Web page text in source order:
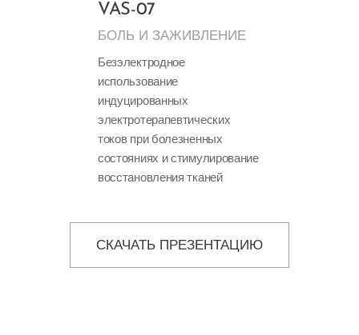
VAS-07
БОЛЬ И ЗАЖИВЛЕНИЕ
Безэлектродное
использование
индуцированных
электротерапевтических
токов при болезненных
состояниях и стимулирование
восстановления тканей
СКАЧАТЬ ПРЕЗЕНТАЦИЮ